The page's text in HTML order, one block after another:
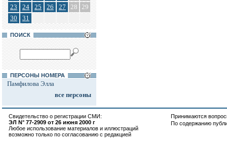
23
24 25 26 27 28 29
30
31
ПОИСК
ПЕРСОНЫ НОМЕРА
Памфилова Элла
все персоны
Свидетельство о регистрации СМИ:
ЭЛ N° 77-2909 от 26 июня 2000 г
Любое использование материалов и иллюстраций
возможно только по согласованию с редакцией
Принимаются
По содержанию